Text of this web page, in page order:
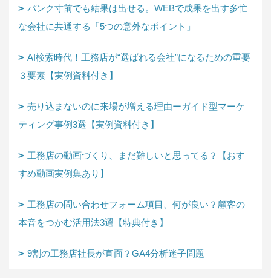
パンク寸前でも結果は出せる。WEBで成果を出す多忙
な会社に共通する「5つの意外なポイント」
AI検索時代！工務店が“選ばれる会社”になるための重要
３要素【実例資料付き】
売り込まないのに来場が増える理由ーガイド型マーケ
ティング事例3選【実例資料付き】
工務店の動画づくり、まだ難しいと思ってる？【おす
すめ動画実例集あり】
工務店の問い合わせフォーム項目、何が良い？顧客の
本音をつかむ活用法3選【特典付き】
9割の工務店社長が直面？GA4分析迷子問題